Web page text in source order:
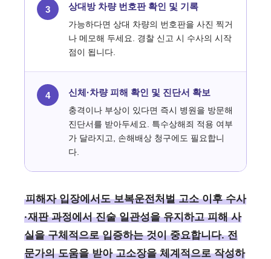
3 상대방 차량 번호판 확인 및 기록
가능하다면 상대 차량의 번호판을 사진 찍거
나 메모해 두세요. 경찰 신고 시 수사의 시작
점이 됩니다.
4 신체·차량 피해 확인 및 진단서 확보
충격이나 부상이 있다면 즉시 병원을 방문해
진단서를 받아두세요. 특수상해죄 적용 여부
가 달라지고, 손해배상 청구에도 필요합니
다.
피해자 입장에서도 보복운전처벌 고소 이후 수사
·재판 과정에서 진술 일관성을 유지하고 피해 사
실을 구체적으로 입증하는 것이 중요합니다. 전
문가의 도움을 받아 고소장을 체계적으로 작성하